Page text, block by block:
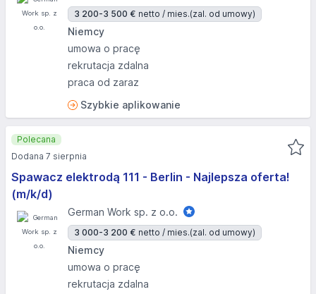
3 200-3 500 € netto / mies.(zal. od umowy)
Niemcy
umowa o pracę
rekrutacja zdalna
praca od zaraz
Szybkie aplikowanie
Spawacz elektrodą 111 - Berlin - Najlepsza oferta!
(m/k/d)
German Work sp. z o.o.
3 000-3 200 € netto / mies.(zal. od umowy)
Niemcy
umowa o pracę
rekrutacja zdalna
Polecana
Dodana 7 sierpnia